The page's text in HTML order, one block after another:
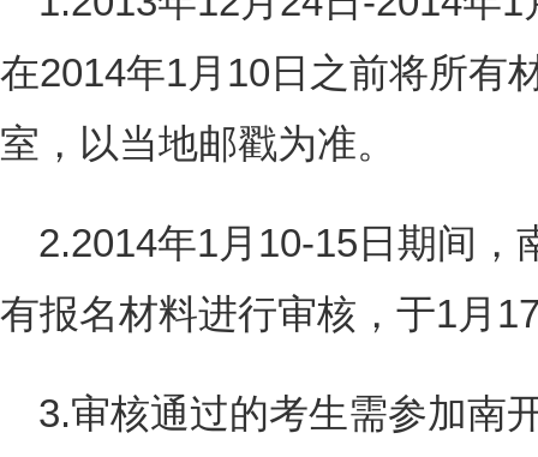
在2014年1月10日之前将所有
室，以当地邮戳为准。
2.2014年1月10-15日期间，
有报名材料进行审核，于1月
3.审核通过的考生需参加南